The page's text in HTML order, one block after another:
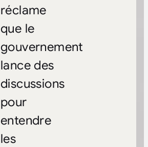
réclame
que le
gouvernement
lance des
discussions
pour
entendre
les